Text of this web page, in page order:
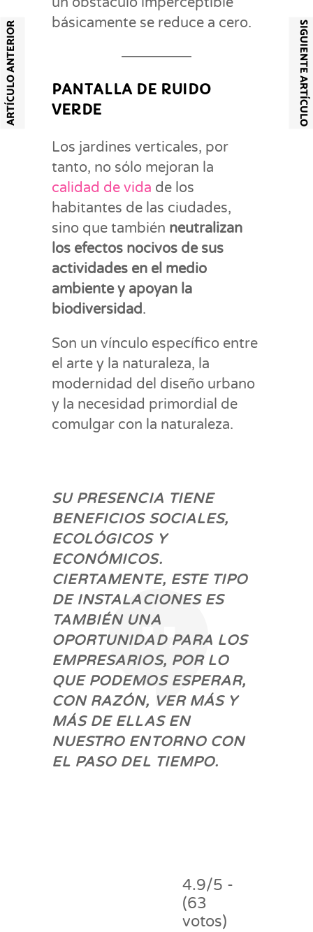
básicamente se reduce a cero.
PANTALLA DE RUIDO
VERDE
Los jardines verticales, por
tanto, no sólo mejoran la
calidad de vida de los
habitantes de las ciudades,
sino que también neutralizan
los efectos nocivos de sus
actividades en el medio
ambiente y apoyan la
biodiversidad.
Son un vínculo específico entre
el arte y la naturaleza, la
modernidad del diseño urbano
y la necesidad primordial de
comulgar con la naturaleza.
SU PRESENCIA TIENE
BENEFICIOS SOCIALES,
ECOLÓGICOS Y
ECONÓMICOS.
CIERTAMENTE, ESTE TIPO
DE INSTALACIONES ES
TAMBIÉN UNA
OPORTUNIDAD PARA LOS
EMPRESARIOS, POR LO
QUE PODEMOS ESPERAR,
CON RAZÓN, VER MÁS Y
MÁS DE ELLAS EN
NUESTRO ENTORNO CON
EL PASO DEL TIEMPO.
4.9/5 -
(63
votos)
ARTÍCULO ANTERIOR SIGUIENTE ARTÍCULO